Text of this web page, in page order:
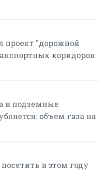
проект "дорожной
коридоров
в подземные
объем газа на
в этом году